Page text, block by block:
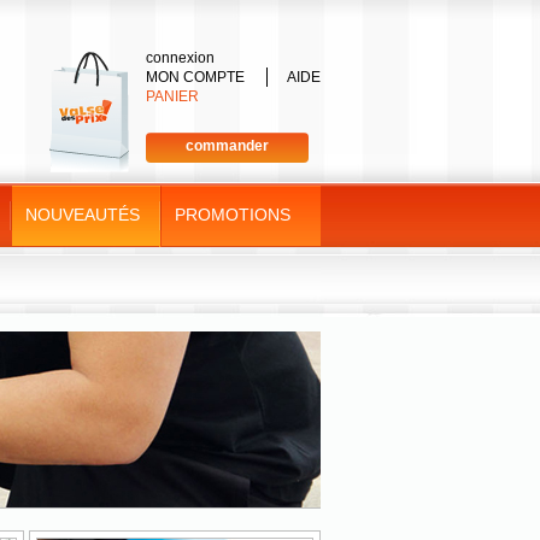
AIDE
MON COMPTE
connexion
PANIER
commander
NOUVEAUTÉS PROMOTIONS